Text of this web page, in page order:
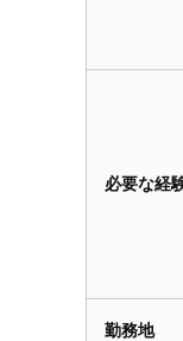
必要な経
勤務地